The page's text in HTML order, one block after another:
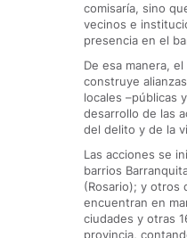
comisaría, sino
vecinos e
presencia en el
De esa manera,
construye
locales –públicas
desarrollo de las
del delito y de la
Las acciones se
barrios
(Rosario); y otros
encuentran en
ciudades y otras
provincia,